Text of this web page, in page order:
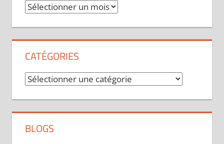
Archives
CATÉGORIES
Catégories
BLOGS